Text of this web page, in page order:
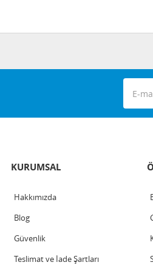
KURUMSAL
Hakkımızda
Blog
Güvenlik
Teslimat ve İade Şartları